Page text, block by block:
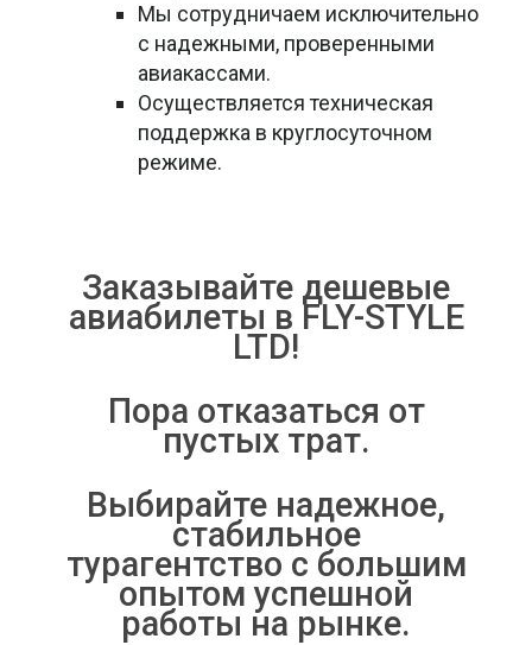
Мы сотрудничаем исключительно
с надежными, проверенными
авиакассами.
Осуществляется техническая
поддержка в круглосуточном
режиме.
Заказывайте дешевые
авиабилеты в FLY-STYLE
LTD!
Пора отказаться от
пустых трат.
Выбирайте надежное,
стабильное
турагентство с большим
опытом успешной
работы на рынке.